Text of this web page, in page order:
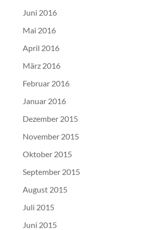
Juni 2016
Mai 2016
April 2016
März 2016
Februar 2016
Januar 2016
Dezember 2015
November 2015
Oktober 2015
September 2015
August 2015
Juli 2015
Juni 2015